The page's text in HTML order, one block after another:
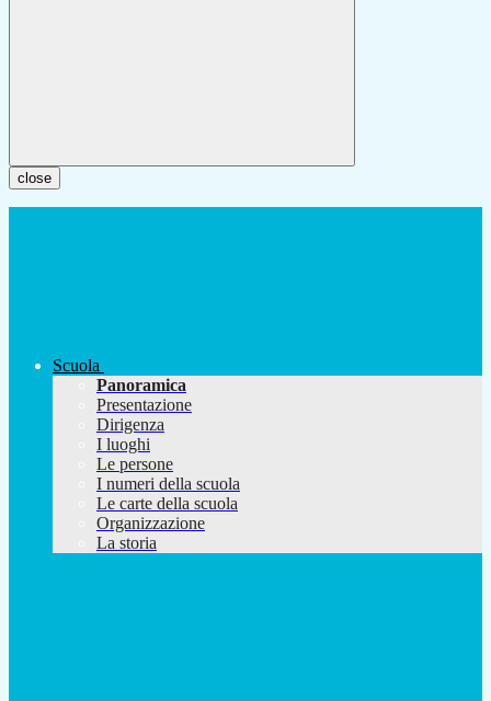
close
Scuola
Panoramica
Presentazione
Dirigenza
I luoghi
Le persone
I numeri della scuola
Le carte della scuola
Organizzazione
La storia